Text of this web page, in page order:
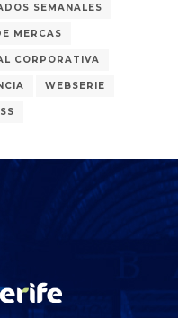
SEMANALES
MERCAS
CORPORATIVA
WEBSERIE